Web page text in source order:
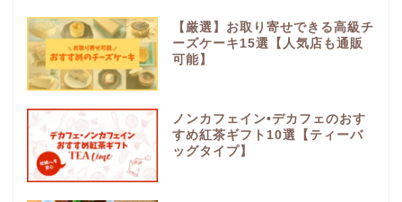
【厳選】お取り寄せできる高級チ
ーズケーキ15選【人気店も通販
可能】
ノンカフェイン•デカフェのおす
すめ紅茶ギフト10選【ティーバ
ッグタイプ】